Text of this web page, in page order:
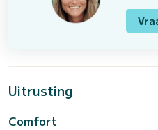
Uitrusting
Comfort